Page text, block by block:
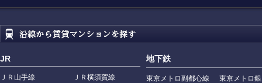
JR
ＪＲ山手線
ＪＲ横須賀線
地下鉄
東京メトロ副都心線
東京メトロ